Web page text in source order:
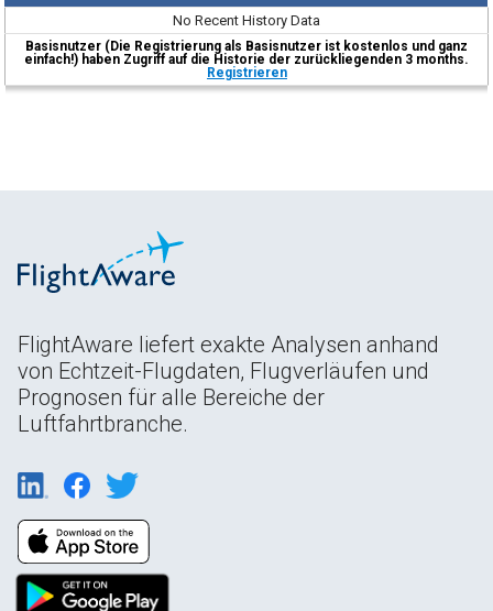
No Recent History Data
Basisnutzer (Die Registrierung als Basisnutzer ist kostenlos und ganz
einfach!) haben Zugriff auf die Historie der zurückliegenden 3 months.
Registrieren
FlightAware liefert exakte Analysen anhand
von Echtzeit-Flugdaten, Flugverläufen und
Prognosen für alle Bereiche der
Luftfahrtbranche.